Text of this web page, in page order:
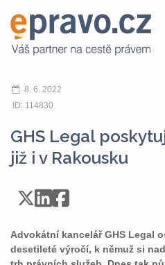
8. 6. 2022
ID: 114830
GHS Legal
již i v Rakousku
Advokátní kancelář GHS Legal
desetileté výročí, k němuž si